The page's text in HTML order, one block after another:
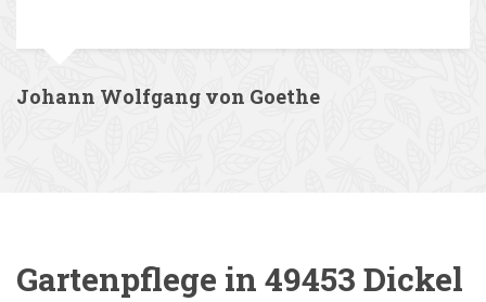
Johann Wolfgang von Goethe
Gartenpflege in 49453 Dickel